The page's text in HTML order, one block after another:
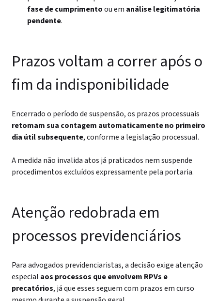
fase de cumprimentoou em análise legitimatória
pendente.
Prazos voltam a correr após o
fim da indisponibilidade
Encerrado o período de suspensão, os prazos processuais
retomam sua contagem automaticamente no primeiro
dia útil subsequente, conforme a legislação processual.
A medida não invalida atos já praticados nem suspende
procedimentos excluídos expressamente pela portaria.
Atenção redobrada em
processos previdenciários
Para advogados previdenciaristas, a decisão exige atenção
especial aos processos que envolvem RPVs e
precatórios, já que esses seguem com prazos em curso